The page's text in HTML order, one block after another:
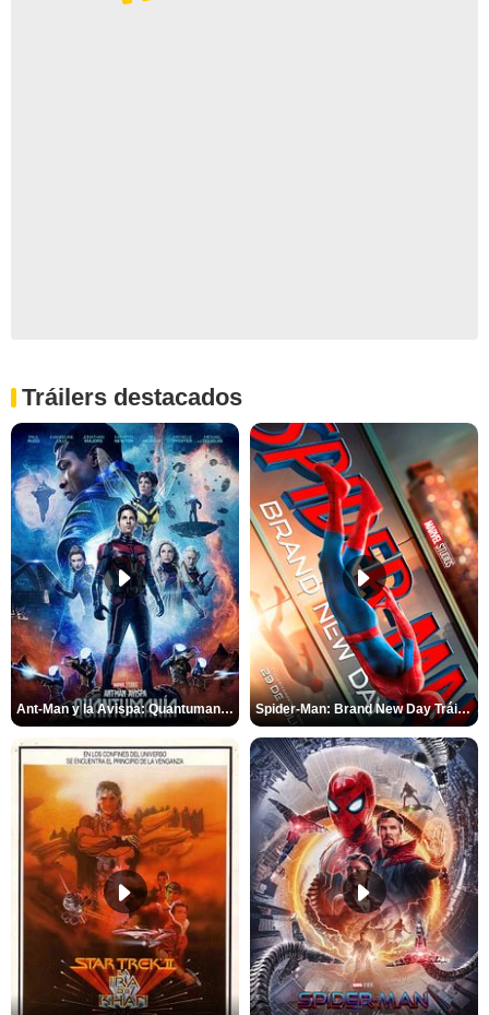
Tráilers destacados
Ant-Man y la Avispa: Quantumanía Tráiler (2) Spider-Man: Brand New Day Tráiler (3)